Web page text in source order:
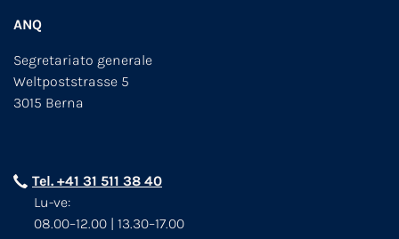
ANQ
Segretariato generale
Weltpoststrasse 5
3015 Berna
Tel. +41 31 511 38 40
Lu-ve:
08.00–12.00 | 13.30–17.00